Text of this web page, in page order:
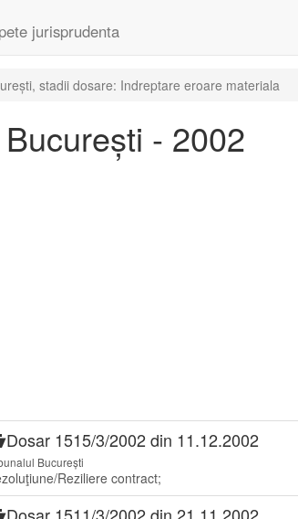
jurisprudenta
stadii dosare: Indreptare eroare materiala
- 2002
Dosar 1515/3/2002 din 11.12.2002
București
Reziliere contract;